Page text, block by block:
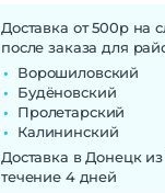
Доставка от 500р на
после заказа для
Ворошиловский
Будёновский
Пролетарский
Калининский
Доставка в Донецк
течение 4 дней